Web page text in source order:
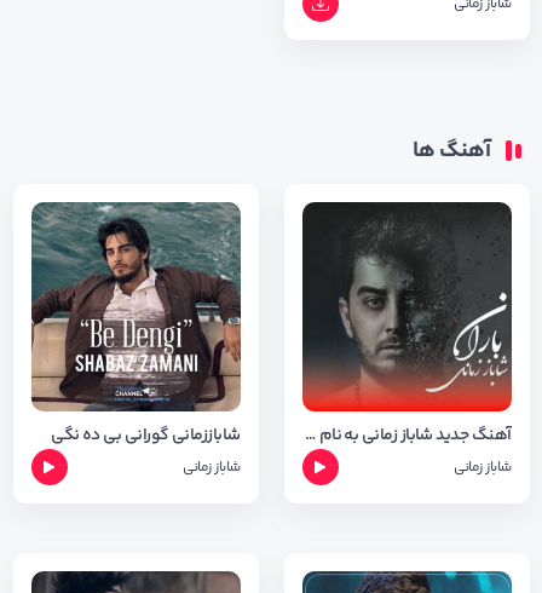
آهنگ ها
آهنگ جدید شاباز زمانی به نام باران + متن
شاباز زمانی
شاباززمانی گورانی بی ده نگی
شاباز زمانی